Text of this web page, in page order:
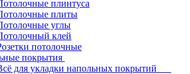
плинтуса
плиты
углы
клей
потолочные
покрытия
для укладки напольных покрытий